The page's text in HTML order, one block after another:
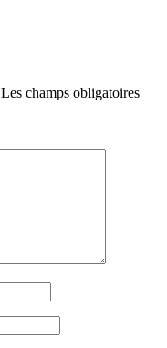
Les champs obligatoires